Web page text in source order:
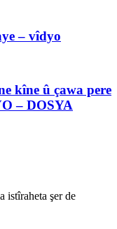
– vîdyo
kîne û çawa pere
– DOSYA
istîraheta şer de